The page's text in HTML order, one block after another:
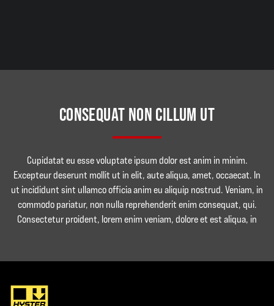
CONSEQUAT NON CILLUM UT
Cupidatat eu esse voluptate ipsum dolor est anim in minim.
Excepteur deserunt mollit ut in elit, aute aliqua, amet, occaecat. In
ut incididunt sint ullamco officia anim eu aliquip nostrud. Veniam, in
commodo pariatur, non nulla reprehenderit enim consequat, qui.
Consectetur proident, lorem enim veniam, dolore et est aliqua, in